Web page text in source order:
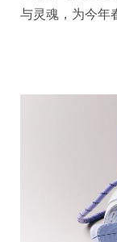
与灵魂，为今年